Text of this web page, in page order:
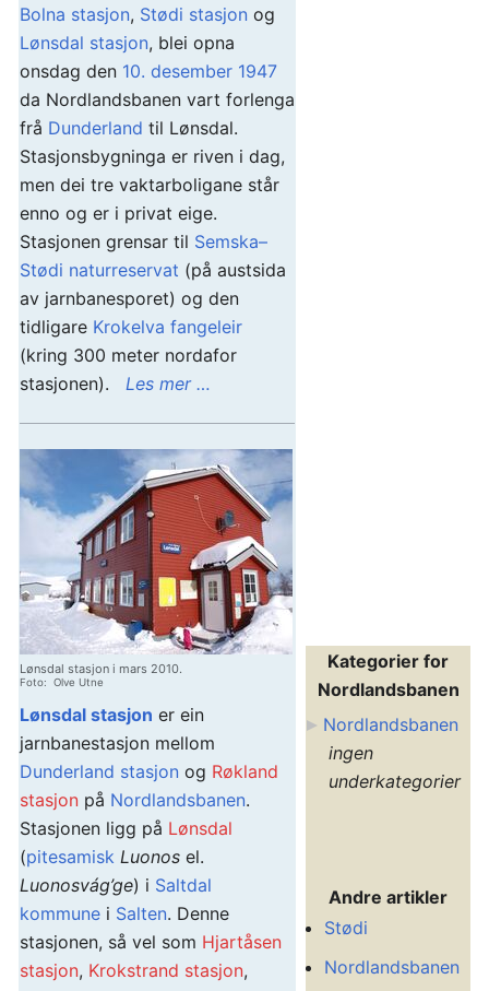
Bolna stasjon, Stødi stasjon og
Lønsdal stasjon, blei opna
onsdag den 10. desember 1947
da Nordlandsbanen vart forlenga
frå Dunderland til Lønsdal.
Stasjonsbygninga er riven i dag,
men dei tre vaktarboligane står
enno og er i privat eige.
Stasjonen grensar til Semska–
Stødi naturreservat (på austsida
av jarnbanesporet) og den
tidligare Krokelva fangeleir
(kring 300 meter nordafor
stasjonen). Les mer …
Lønsdal stasjon i mars 2010.
Foto: Olve Utne
Lønsdal stasjon er ein
jarnbanestasjon mellom
Dunderland stasjon og Røkland
stasjon på Nordlandsbanen.
Stasjonen ligg på Lønsdal
(pitesamisk Luonos el.
Luonosvág’ge) i Saltdal
kommune i Salten. Denne
stasjonen, så vel som Hjartåsen
stasjon, Krokstrand stasjon,
Kategorier for
Nordlandsbanen
Nordlandsbanen
ingen
underkategorier
Andre artikler
Stødi
Nordlandsbanen